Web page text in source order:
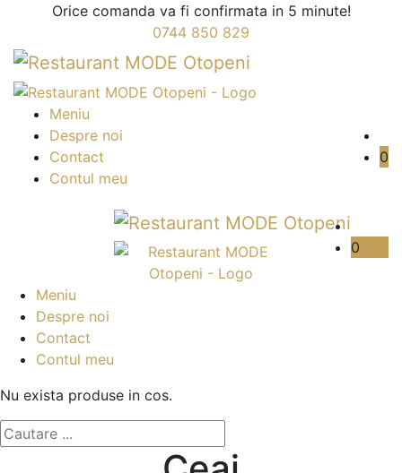
Orice comanda va fi confirmata in 5 minute!
0744 850 829
Meniu
Despre noi
Contact
Contul meu
0
0
Meniu
Despre noi
Contact
Contul meu
Nu exista produse in cos.